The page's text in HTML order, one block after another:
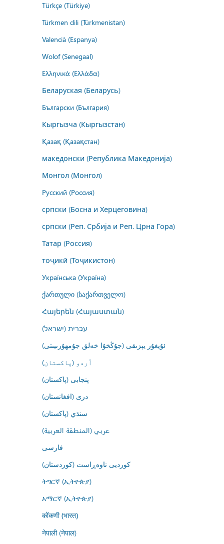
Türkçe (Türkiye)
Türkmen dili (Türkmenistan)
Valencià (Espanya)
Wolof (Senegaal)
Ελληνικά (Ελλάδα)
Беларуская (Беларусь)
Български (България)
Кыргызча (Кыргызстан)
Қазақ (Қазақстан)
македонски (Република Македонија)
Монгол (Монгол)
Русский (Россия)
српски (Босна и Херцеговина)
српски (Реп. Србија и Реп. Црна Гора)
Татар (Россия)
тоҷикӣ (Тоҷикистон)
Українська (Україна)
ქართული (საქართველო)
Հայերեն (Հայաստան)
עברית (ישראל)
ئۇيغۇر يېزىقى (جۇڭخۇا خەلق جۇمھۇرىيىتى)
اُردو (پاکستان)
پنجابی (پاکستان)
درى (افغانستان)
سنڌي (پاکستان)
عربي (المنطقة العربية)
فارسى
کوردیی ناوەڕاست (کوردستان)
ትግርኛ (ኢትዮጵያ)
አማርኛ (ኢትዮጵያ)
कोंकणी (भारत)
नेपाली (नेपाल)